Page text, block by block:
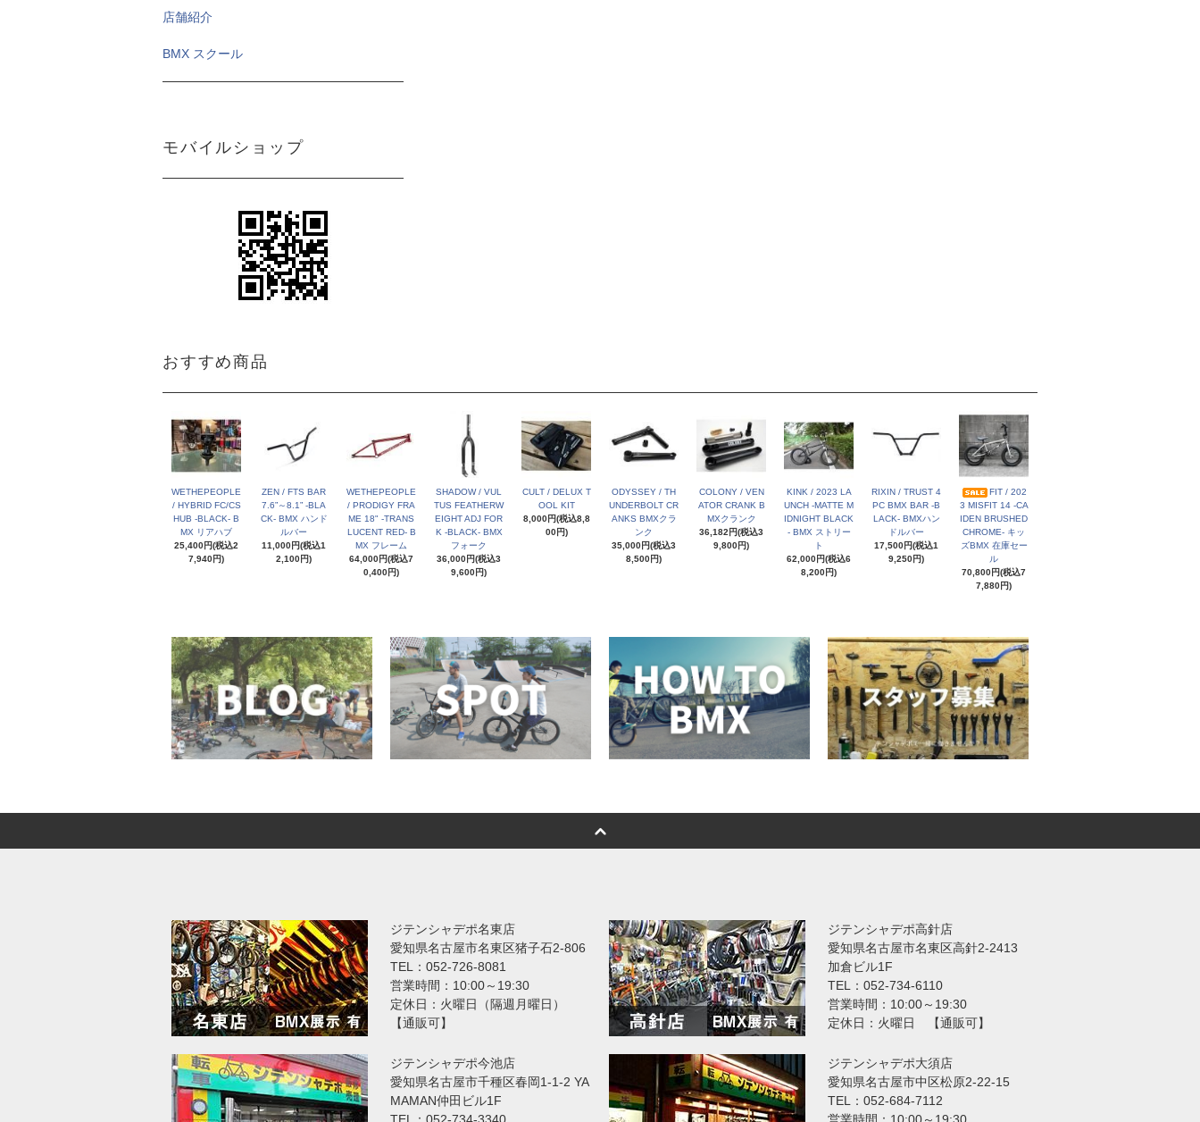
店舗紹介
BMX スクール
モバイルショップ
おすすめ商品
WETHEPEOPLE
/ HYBRID FC/CS
HUB -BLACK- B
MX リアハブ
25,400円(税込2
7,940円)
ZEN / FTS BAR
7.6”～8.1” -BLA
CK- BMX ハンド
ルバー
11,000円(税込1
2,100円)
WETHEPEOPLE
/ PRODIGY FRA
ME 18" -TRANS
LUCENT RED- B
MX フレーム
64,000円(税込7
0,400円)
SHADOW / VUL
TUS FEATHERW
EIGHT ADJ FOR
K -BLACK- BMX
フォーク
36,000円(税込3
9,600円)
CULT / DELUX T
OOL KIT
8,000円(税込8,8
00円)
ODYSSEY / TH
UNDERBOLT CR
ANKS BMXクラ
ンク
35,000円(税込3
8,500円)
COLONY / VEN
ATOR CRANK B
MXクランク
36,182円(税込3
9,800円)
KINK / 2023 LA
UNCH -MATTE M
IDNIGHT BLACK
- BMX ストリー
ト
62,000円(税込6
8,200円)
RIXIN / TRUST 4
PC BMX BAR -B
LACK- BMXハン
ドルバー
17,500円(税込1
9,250円)
FIT / 202
3 MISFIT 14 -CA
IDEN BRUSHED
CHROME- キッ
ズBMX 在庫セー
ル
70,800円(税込7
7,880円)
ジテンシャデポ名東店
愛知県名古屋市名東区猪子石2-806
TEL：052-726-8081
営業時間：10:00～19:30
定休日：火曜日（隔週月曜日）
【通販可】
ジテンシャデポ高針店
愛知県名古屋市名東区高針2-2413
加倉ビル1F
TEL：052-734-6110
営業時間：10:00～19:30
定休日：火曜日 【通販可】
ジテンシャデポ今池店
愛知県名古屋市千種区春岡1-1-2 YA
MAMAN仲田ビル1F
ジテンシャデポ大須店
愛知県名古屋市中区松原2-22-15
TEL：052-684-7112